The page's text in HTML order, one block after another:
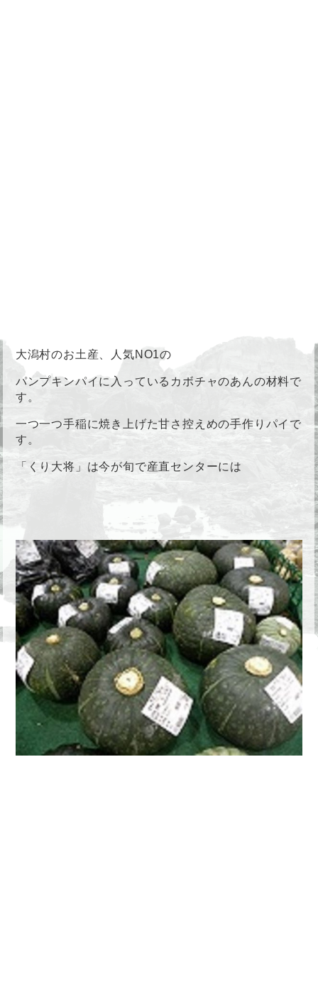
大潟村のお土産、人気NO1の
パンプキンパイに入っているカボチャのあんの材料で
す。
一つ一つ手稲に焼き上げた甘さ控えめの手作りパイで
す。
「くり大将」は今が旬で産直センターには